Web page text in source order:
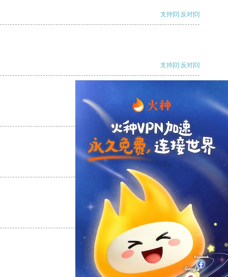
支持[0] 反对[0]
支持[0] 反对[0]
反对
反对[0]